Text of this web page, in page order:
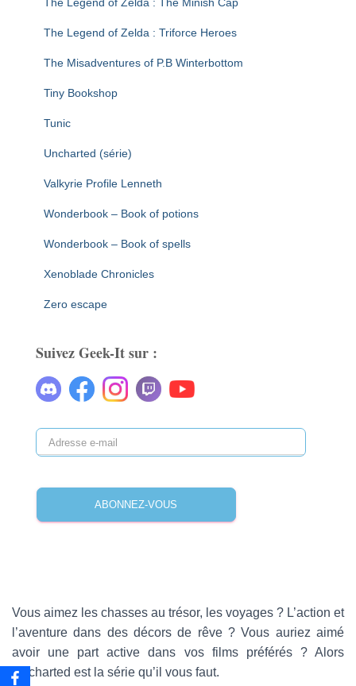
The Legend of Zelda : Triforce Heroes
The Misadventures of P.B Winterbottom
Tiny Bookshop
Tunic
Uncharted (série)
Valkyrie Profile Lenneth
Wonderbook – Book of potions
Wonderbook – Book of spells
Xenoblade Chronicles
Zero escape
Suivez Geek-It sur :
A
d
e
s
a
i
ABONNEZ-VOUS
Vous aimez les chasses au trésor, les voyages ? L’action et
l’aventure dans des décors de rêve ? Vous auriez aimé
avoir une part active dans vos films préférés ? Alors
Uncharted est la série qu’il vous faut.